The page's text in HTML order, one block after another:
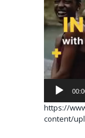
https://
content/